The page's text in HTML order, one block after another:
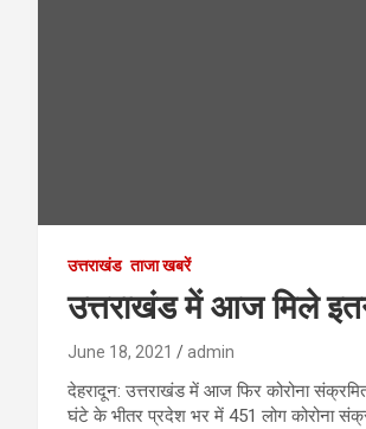
उत्तराखंड ताजा खबरें
उत्तराखंड में आज मिले
June 18, 2021 admin
देहरादून: उत्तराखंड में आज फिर कोरोना
घंटे के भीतर प्रदेश भर में 451 लोग कोरोना